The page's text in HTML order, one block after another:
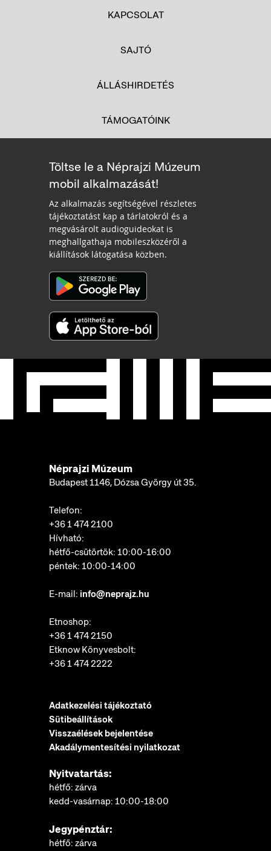
KAPCSOLAT
SAJTÓ
ÁLLÁSHIRDETÉS
TÁMOGATÓINK
Töltse le a Néprajzi Múzeum
mobil alkalmazását!
Az alkalmazás segítségével részletes
tájékoztatást kap a tárlatokról és a
megvásárolt audioguideokat is
meghallgathaja mobileszközéről a
kiállítások látogatása közben.
Néprajzi Múzeum
Budapest 1146, Dózsa György út 35.
Telefon:
+36 1 474 2100
Hívható:
hétfő-csütörtök: 10:00-16:00
péntek: 10:00-14:00
E-mail: info@neprajz.hu
Etnoshop:
+36 1 474 2150
Etknow Könyvesbolt:
+36 1 474 2222
Adatkezelési tájékoztató
Sütibeállítások
Visszaélések bejelentése
Akadálymentesítési nyilatkozat
Nyitvatartás:
hétfő: zárva
kedd-vasárnap: 10:00-18:00
Jegypénztár:
hétfő: zárva